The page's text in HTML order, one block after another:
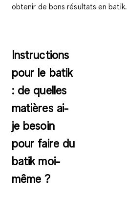
obtenir de bons résultats enbatik.
Instructions
pour le batik
: de quelles
matières ai-
je besoin
pour faire du
batik moi-
même ?